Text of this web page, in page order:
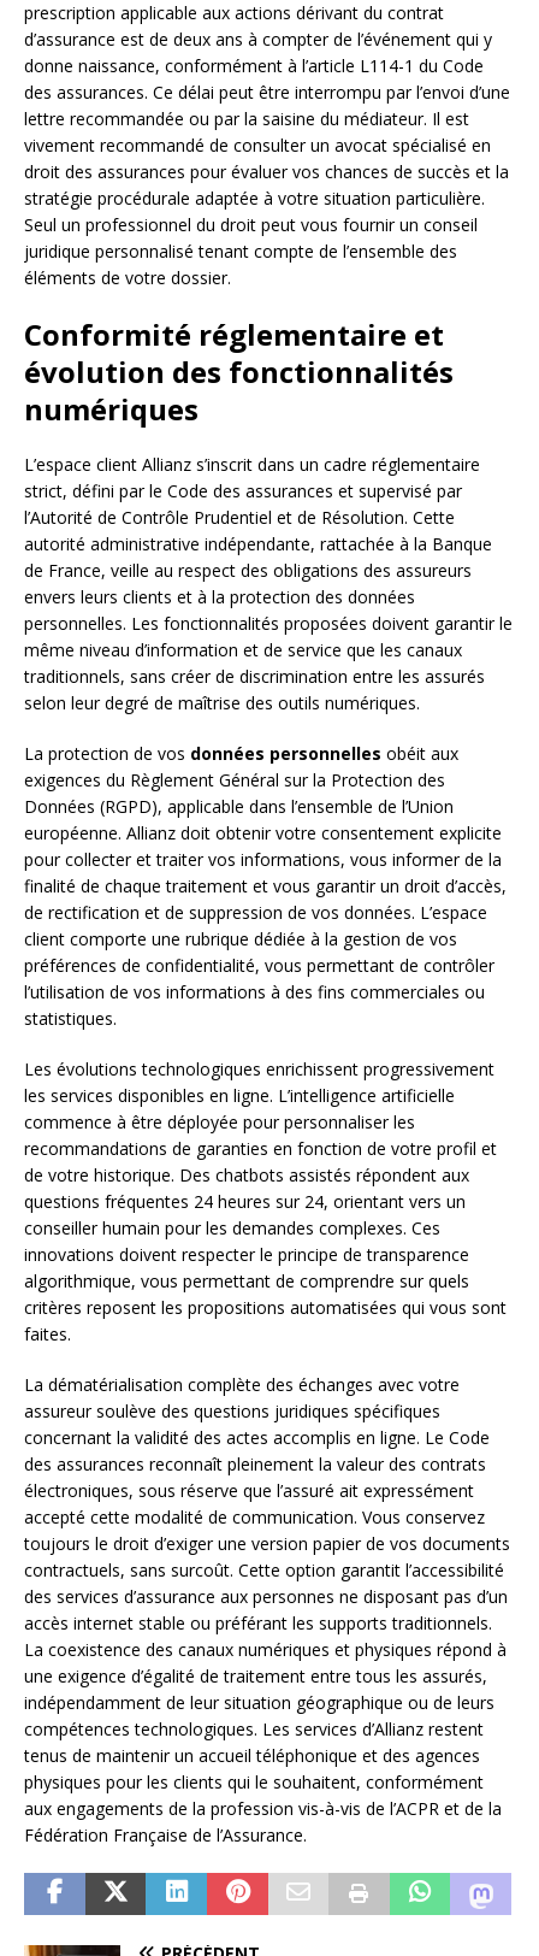
prescription applicable aux actions dérivant du contrat
d’assurance est de deux ans à compter de l’événement qui y
donne naissance, conformément à l’article L114-1 du Code
des assurances. Ce délai peut être interrompu par l’envoi d’une
lettre recommandée ou par la saisine du médiateur. Il est
vivement recommandé de consulter un avocat spécialisé en
droit des assurances pour évaluer vos chances de succès et la
stratégie procédurale adaptée à votre situation particulière.
Seul un professionnel du droit peut vous fournir un conseil
juridique personnalisé tenant compte de l’ensemble des
éléments de votre dossier.
Conformité réglementaire et
évolution des fonctionnalités
numériques
L’espace client Allianz s’inscrit dans un cadre réglementaire
strict, défini par le Code des assurances et supervisé par
l’Autorité de Contrôle Prudentiel et de Résolution. Cette
autorité administrative indépendante, rattachée à la Banque
de France, veille au respect des obligations des assureurs
envers leurs clients et à la protection des données
personnelles. Les fonctionnalités proposées doivent garantir le
même niveau d’information et de service que les canaux
traditionnels, sans créer de discrimination entre les assurés
selon leur degré de maîtrise des outils numériques.
La protection de vos données personnelles obéit aux
exigences du Règlement Général sur la Protection des
Données (RGPD), applicable dans l’ensemble de l’Union
européenne. Allianz doit obtenir votre consentement explicite
pour collecter et traiter vos informations, vous informer de la
finalité de chaque traitement et vous garantir un droit d’accès,
de rectification et de suppression de vos données. L’espace
client comporte une rubrique dédiée à la gestion de vos
préférences de confidentialité, vous permettant de contrôler
l’utilisation de vos informations à des fins commerciales ou
statistiques.
Les évolutions technologiques enrichissent progressivement
les services disponibles en ligne. L’intelligence artificielle
commence à être déployée pour personnaliser les
recommandations de garanties en fonction de votre profil et
de votre historique. Des chatbots assistés répondent aux
questions fréquentes 24 heures sur 24, orientant vers un
conseiller humain pour les demandes complexes. Ces
innovations doivent respecter le principe de transparence
algorithmique, vous permettant de comprendre sur quels
critères reposent les propositions automatisées qui vous sont
faites.
La dématérialisation complète des échanges avec votre
assureur soulève des questions juridiques spécifiques
concernant la validité des actes accomplis en ligne. Le Code
des assurances reconnaît pleinement la valeur des contrats
électroniques, sous réserve que l’assuré ait expressément
accepté cette modalité de communication. Vous conservez
toujours le droit d’exiger une version papier de vos documents
contractuels, sans surcoût. Cette option garantit l’accessibilité
des services d’assurance aux personnes ne disposant pas d’un
accès internet stable ou préférant les supports traditionnels.
La coexistence des canaux numériques et physiques répond à
une exigence d’égalité de traitement entre tous les assurés,
indépendamment de leur situation géographique ou de leurs
compétences technologiques. Les services d’Allianz restent
tenus de maintenir un accueil téléphonique et des agences
physiques pour les clients qui le souhaitent, conformément
aux engagements de la profession vis-à-vis de l’ACPR et de la
Fédération Française de l’Assurance.